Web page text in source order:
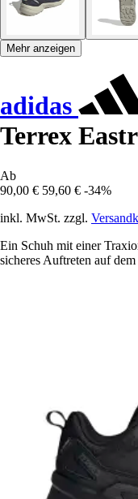
Mehr anzeigen
adidas
Terrex
Ab
90,00 € 59,60 € -34%
inkl. MwSt. zzgl.
Ein Schuh mit einer
sicheres Auftreten auf dem